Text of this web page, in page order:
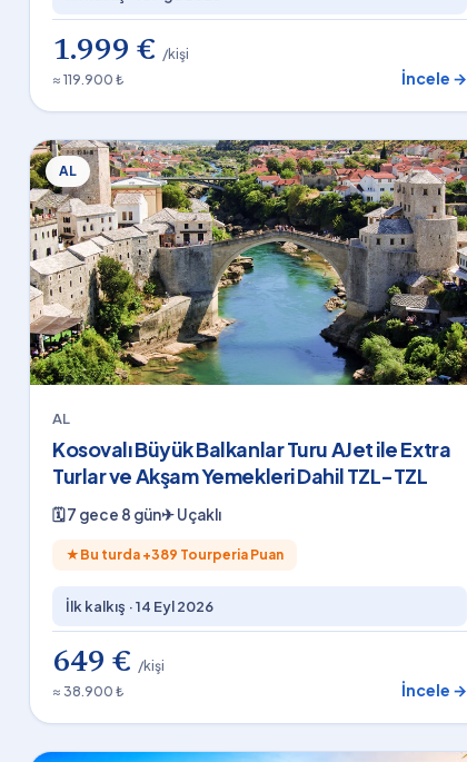
1.999 € /kişi
≈ 119.900 ₺
İncele →
AL
AL
Kosovalı Büyük Balkanlar Turu AJet ile Extra
Turlar ve Akşam Yemekleri Dahil TZL-TZL
🗓7 gece 8 gün✈Uçaklı
★ Bu turda +389 Tourperia Puan
İlk kalkış ·14 Eyl 2026
649 € /kişi
≈ 38.900 ₺
İncele →